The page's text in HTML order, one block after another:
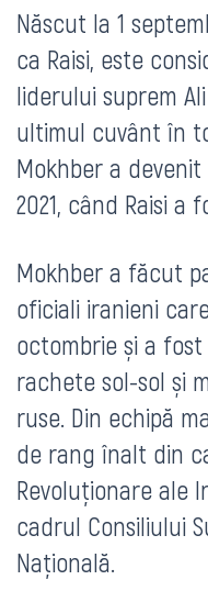
Născut la 1
ca Raisi, este
liderului suprem
ultimul cuvânt în
Mokhber a
2021, când Raisi a
Mokhber a făcut
oficiali iranieni
octombrie și a
rachete sol-sol și
ruse. Din echipă
de rang înalt din
Revoluționare ale
cadrul Consiliului
Națională.